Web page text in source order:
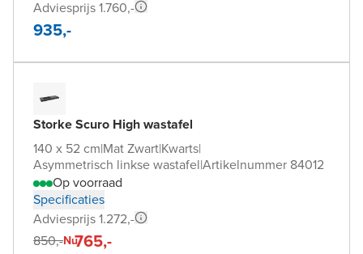
Adviesprijs 1.760,-
935,-
Storke Scuro High wastafel
140 x 52 cm|Mat Zwart|Kwarts|
Asymmetrisch linkse wastafel|Artikelnummer 84012
Op voorraad
Specificaties
Adviesprijs 1.272,-
850,-Nu765,-